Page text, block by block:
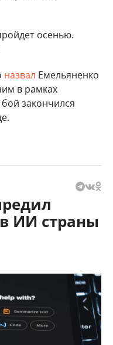
осенью.
назвал Емельяненко
в рамках
закончился
ИИ страны